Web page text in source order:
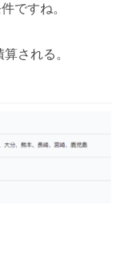
ですね。
される。